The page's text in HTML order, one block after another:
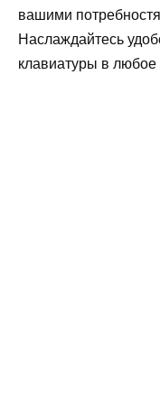
вашими
Наслаждайтесь
клавиатуры в